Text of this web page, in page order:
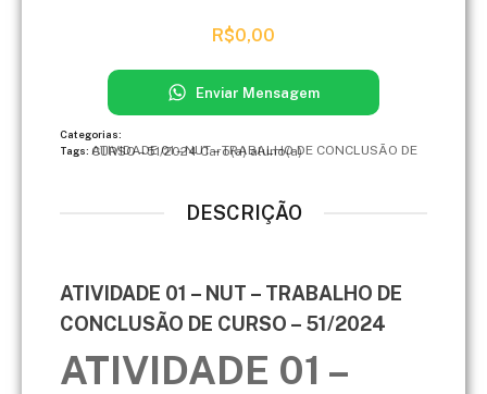
R$0,00
Enviar Mensagem
Categorias:
Tags: ATIVIDADE 01 – NUT – TRABALHO DE CONCLUSÃO DE CURSO – 51/2024 Caro(a) aluno(a)
DESCRIÇÃO
ATIVIDADE 01 – NUT – TRABALHO DE
CONCLUSÃO DE CURSO – 51/2024
ATIVIDADE 01 –